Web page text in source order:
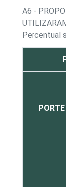
A6 -
Percentual
PORTE